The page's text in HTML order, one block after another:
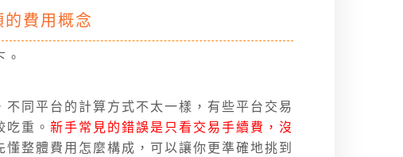
費用概念
不同平台的計算方式不太一樣，有些平台交易
重。 新手常見的錯誤是只看交易手續費，沒
懂整體費用怎麼構成，可以讓你更準確地挑到